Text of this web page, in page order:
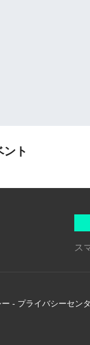
ント
ス
- プライバシーセン